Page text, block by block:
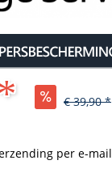
€ 39,90 *
per e-mail